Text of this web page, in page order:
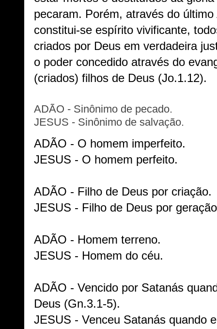
pecaram. Porém, através do
constitui-se espírito vivificante,
criados por Deus em verdadeira
o poder concedido através do
(criados) filhos de Deus (Jo.1.12).
ADÃO - Sinônimo de pecado.
JESUS - Sinônimo de salvação.
ADÃO - O homem imperfeito.
JESUS - O homem perfeito.
ADÃO - Filho de Deus por criação.
JESUS - Filho de Deus por
ADÃO - Homem terreno.
JESUS - Homem do céu.
ADÃO - Vencido por Satanás
Deus (Gn.3.1-5).
JESUS - Venceu Satanás quando